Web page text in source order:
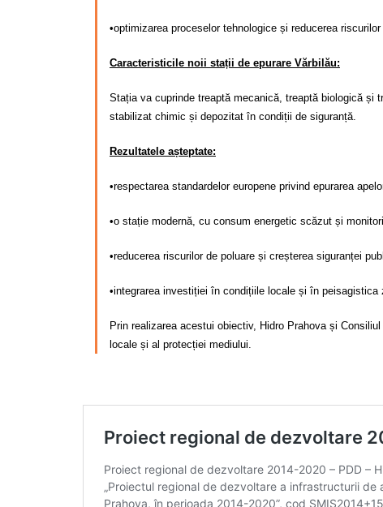
•optimizarea proceselor tehnologice și reducerea riscurilor
Caracteristicile noii stații de epurare Vărbilău:
Stația va cuprinde treaptă mecanică, treaptă biologică și
stabilizat chimic și depozitat în condiții de siguranță.
Rezultatele așteptate:
•respectarea standardelor europene privind epurarea
•o stație modernă, cu consum energetic scăzut și
•reducerea riscurilor de poluare și creșterea siguranței
•integrarea investiției în condițiile locale și în peisagistica
Prin realizarea acestui obiectiv, Hidro Prahova și
locale și al protecției mediului.